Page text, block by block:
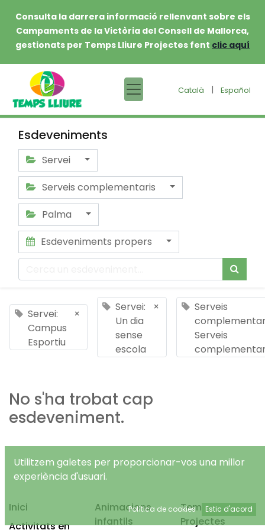
Consulta la darrera informació rellenvant sobre els
Campaments de la Victòria del Consell de Mallorca,
gestionats per Temps Lliure Projectes fent clic aquí
Català | Español
Esdeveniments
Servei
Serveis complementaris
Palma
Esdeveniments propers
Servei:
Campus
Esportiu
×
Servei:
Un dia
sense
escola
×
Serveis
Serveis
No s'ha trobat cap
esdeveniment.
Inici
Activitats en
Animacions
infantils
Temps Lliure
Projectes
Utilitzem galetes per proporcionar-vos una millor
experiència d'usuari.
Política de cookies Estic d'acord